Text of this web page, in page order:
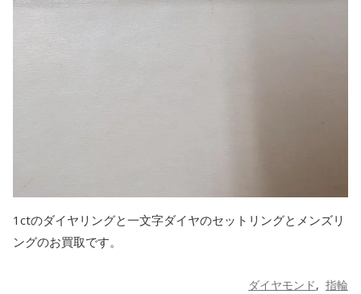
1ctのダイヤリングと一文字ダイヤのセットリングとメンズリ
ングのお買取です。
ダイヤモンド 指輪